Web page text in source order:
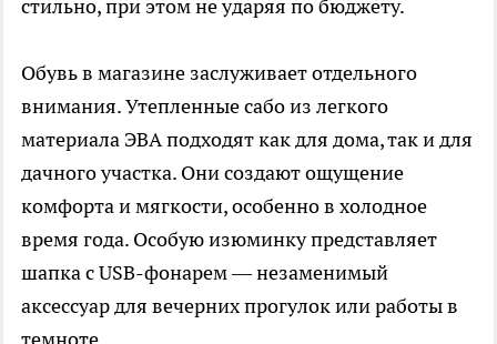
стильно, при этом не ударяя по бюджету.
Обувь в магазине заслуживает отдельного
внимания. Утепленные сабо из легкого
материала ЭВА подходят как для дома, так и для
дачного участка. Они создают ощущение
комфорта и мягкости, особенно в холодное
время года. Особую изюминку представляет
шапка с USB-фонарем — незаменимый
аксессуар для вечерних прогулок или работы в
темноте.